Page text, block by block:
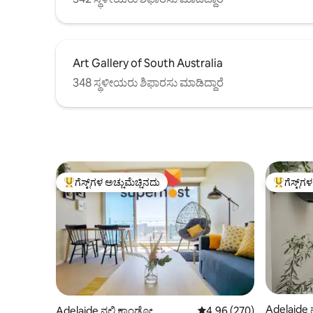
Art Gallery of South Australia
348 ಸ್ಥಳೀಯರು ಶಿಫಾರಸು ಮಾಡಿದ್ದಾರೆ
ಗೆಸ್ಟ್‌ಗಳಿಗೆ ಅತಿ ಹೆಚ್ಚು ಅಚ್ಚುಮೆಚ್ಚಿನದು
ಗೆಸ್ಟ್‌ಗಳ ಅಚ್ಚುಮೆಚ್ಚಿನದು
Adelaide ನಲ್ಲಿ ಕಾಂಡೋ 5 ರಲ್ಲಿ 4.96 ಸರಾಸರಿ
4.96 (270)
ಗೆಸ್ಟ್‌ಗಳಿಗೆ
Adelaide